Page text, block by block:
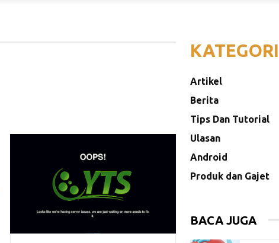
KATEGORI
Artikel
Berita
Tips Dan Tutorial
Ulasan
Android
Produk dan Gajet
BACA JUGA